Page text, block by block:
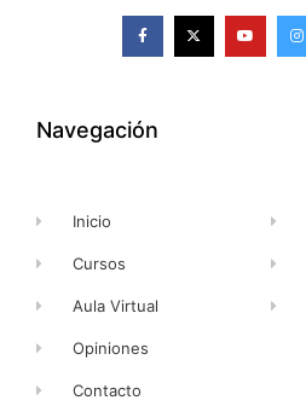
F
a
k
-
X
-
Y
o
I
n
Navegación
Inicio
Cursos
Aula Virtual
Opiniones
Contacto